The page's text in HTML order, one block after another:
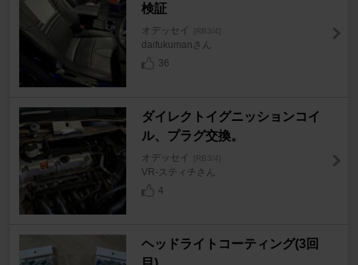
検証
オデッセイ [RB3/4]
daifukumanさん
36
ダイレクトイグニッションコイ
ル、プラグ交換。
オデッセイ [RB3/4]
VR-スティチさん
4
ヘッドライトコーティング(3回